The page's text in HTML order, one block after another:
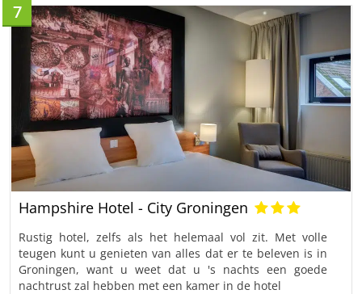
7
Hampshire Hotel - City Groningen
Rustig hotel, zelfs als het helemaal vol zit. Met volle
teugen kunt u genieten van alles dat er te beleven is in
Groningen, want u weet dat u 's nachts een goede
nachtrust zal hebben met een kamer in de hotel